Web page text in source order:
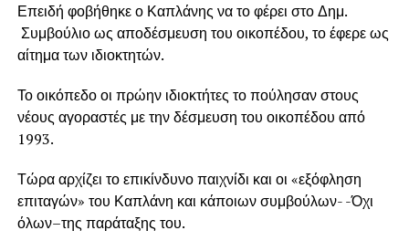
Επειδή φοβήθηκε ο Καπλάνης να το φέρει στο Δημ.
Συμβούλιο ως αποδέσμευση του οικοπέδου, το έφερε ως
αίτημα των ιδιοκτητών.
Το οικόπεδο οι πρώην ιδιοκτήτες το πούλησαν στους
νέους αγοραστές με την δέσμευση του οικοπέδου από
1993.
Τώρα αρχίζει το επικίνδυνο παιχνίδι και οι «εξόφληση
επιταγών» του Καπλάνη και κάποιων συμβούλων- -Όχι
όλων–της παράταξης του.